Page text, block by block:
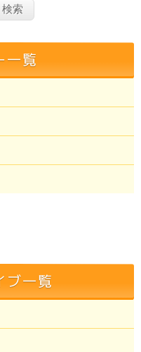
一覧
ブ一覧